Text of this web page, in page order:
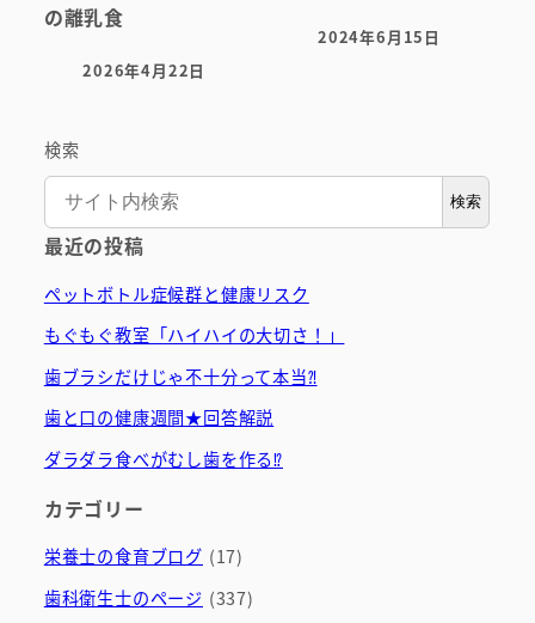
の離乳食
投稿日
2026年4月22日
投稿日
2024年6月15日
検索
検索
最近の投稿
ペットボトル症候群と健康リスク
もぐもぐ教室「ハイハイの大切さ！」
歯ブラシだけじゃ不十分って本当⁈
歯と口の健康週間★回答解説
ダラダラ食べがむし歯を作る⁉
カテゴリー
栄養士の食育ブログ (17)
歯科衛生士のページ (337)